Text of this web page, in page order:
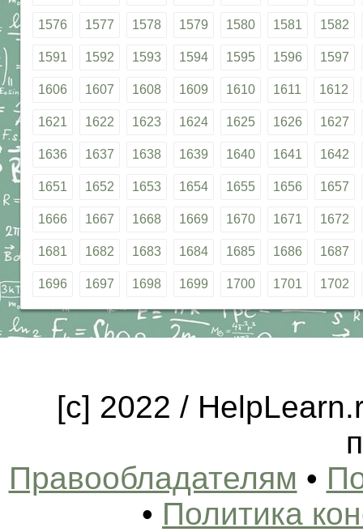
1576 1577 1578 1579 1580 1581 1582
1591 1592 1593 1594 1595 1596 1597
1606 1607 1608 1609 1610 1611 1612
1621 1622 1623 1624 1625 1626 1627
1636 1637 1638 1639 1640 1641 1642
1651 1652 1653 1654 1655 1656 1657
1666 1667 1668 1669 1670 1671 1672
1681 1682 1683 1684 1685 1686 1687
1696 1697 1698 1699 1700 1701 1702
[c] 2022 /
Правообладателям •
• Политика